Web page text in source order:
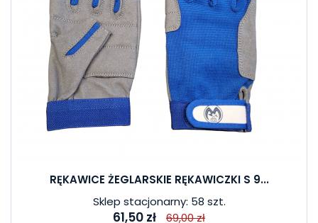
RĘKAWICE ŻEGLARSKIE RĘKAWICZKI S 9...
Sklep stacjonarny: 58 szt.
61,50 zł 69,00 zł